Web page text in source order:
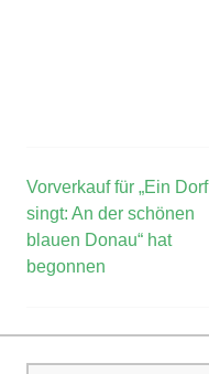
Vorverkauf für „Ein Dorf
singt: An der schönen
blauen Donau“ hat
begonnen